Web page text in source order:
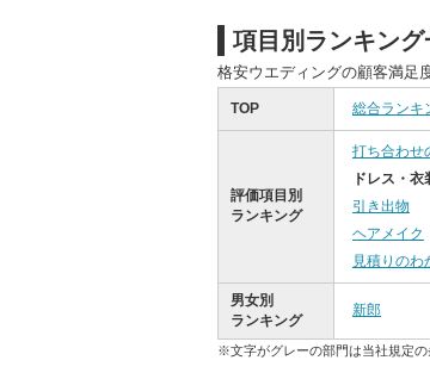
項目別ランキング
格安ウエディングの顧客満足
TOP 総合ランキ
評価項目別
ランキング
打ち合わせ
ドレス・衣
引き出物
ヘアメイク
見積りのわ
男女別
ランキング
新郎
※文字がグレーの部門は当社規定の